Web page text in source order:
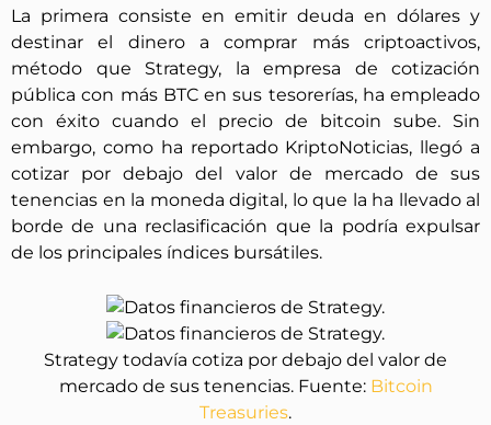
La primera consiste en emitir deuda en dólares y
destinar el dinero a comprar más criptoactivos,
método que Strategy, la empresa de cotización
pública con más BTC en sus tesorerías, ha empleado
con éxito cuando el precio de bitcoin sube. Sin
embargo, como ha reportado KriptoNoticias, llegó a
cotizar por debajo del valor de mercado de sus
tenencias en la moneda digital, lo que la ha llevado al
borde de una reclasificación que la podría expulsar
de los principales índices bursátiles.
Strategy todavía cotiza por debajo del valor de
mercado de sus tenencias. Fuente: Bitcoin
Treasuries.